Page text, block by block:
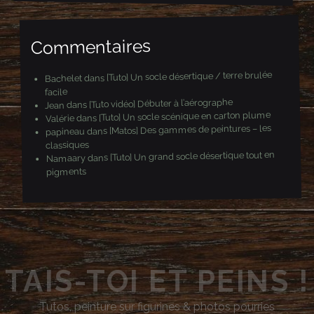
i
l
Commentaires
Bacheletdans [Tuto] Un socle désertique / terre brulée
facile
Jean dans [Tuto vidéo] Débuter à l’aérographe
Valériedans [Tuto] Un socle scénique en carton plume
papineau dans [Matos] Des gammes de peintures – les
classiques
Namaarydans [Tuto] Un grand socle désertique tout en
pigments
TAIS-TOI ET PEINS !
Tutos, peinture sur figurines & photos pourries